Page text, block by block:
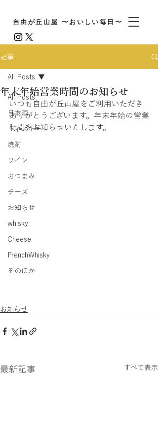
自由が丘山屋 〜おいしい毎日〜
記事
All Posts
日本酒
ウィスキー
焼酎
ワイン
おつまみ
チーズ
お知らせ
whisky
Cheese
FrenchWhisky
そのほか
All Posts
年末年始営業時間のお知らせ
いつも自由が丘山屋をご利用いただき
ありがとうございます。年末年始の営業
時間をお知らせいたします。
お知らせ
最新記事 すべて表示